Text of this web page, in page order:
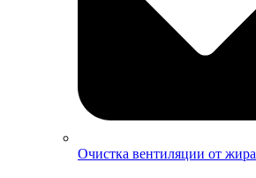
Очистка вентиляции от жира